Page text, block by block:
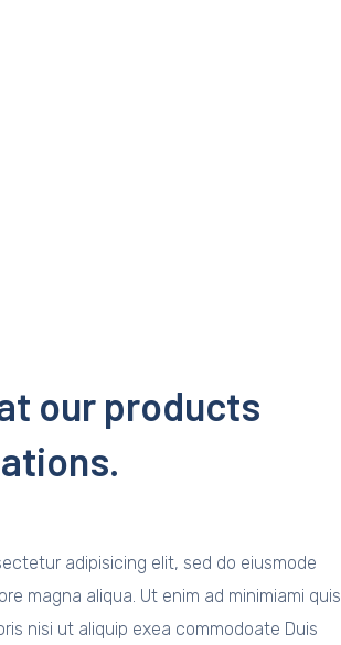
our products
adipisicing elit, sed do eiusmode
magna aliqua. Ut enim ad minimiami quis
nisi ut aliquip exea commodoate Duis